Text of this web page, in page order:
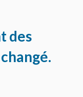
des